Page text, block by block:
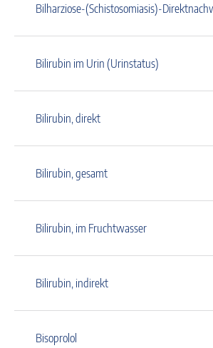
Bilharziose-(Schistosomiasis)-
Bilirubin im Urin (Urinstatus)
Bilirubin, direkt
Bilirubin, gesamt
Bilirubin, im Fruchtwasser
Bilirubin, indirekt
Bisoprolol